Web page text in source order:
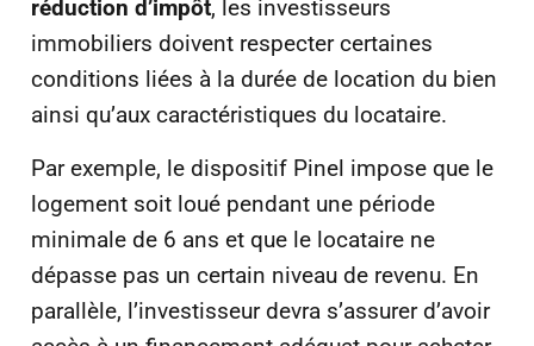
réduction d’impôt, les investisseurs
immobiliers doivent respecter certaines
conditions liées à la durée de location du bien
ainsi qu’aux caractéristiques du locataire.
Par exemple, le dispositif Pinel impose que le
logement soit loué pendant une période
minimale de 6 ans et que le locataire ne
dépasse pas un certain niveau de revenu. En
parallèle, l’investisseur devra s’assurer d’avoir